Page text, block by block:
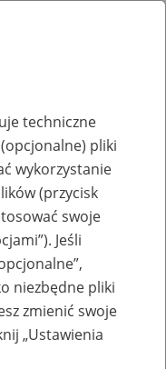
lub
pracy
techniczne
pliki
wykorzystanie
(przycisk
swoje
Jeśli
niezbędne pliki
zmienić swoje
„Ustawienia